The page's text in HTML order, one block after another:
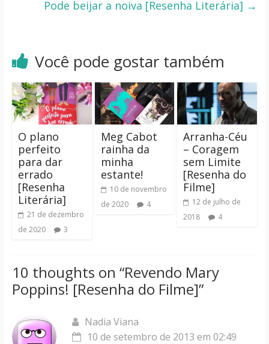
Pode beijar a noiva [Resenha Literária] →
Você pode gostar também
O plano
perfeito
para dar
errado
[Resenha
Literária]
21 de dezembro
de 2020
3
Meg Cabot
rainha da
minha
estante!
10 de novembro
de 2020
4
Arranha-Céu
– Coragem
sem Limite
[Resenha do
Filme]
12 de julho de
2018
4
10 thoughts on “Revendo Mary
Poppins! [Resenha do Filme]”
Nadia Viana
10 de setembro de 2013 em 02:49